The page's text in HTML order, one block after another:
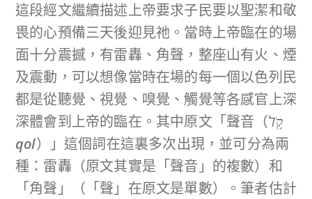
這段經文繼續描述上帝要求子民要以聖潔和敬
畏的心預備三天後迎見祂。當時上帝臨在的場
面十分震撼，有雷轟、角聲，整座山有火、煙
及震動，可以想像當時在場的每一個以色列民
都是從聽覺、視覺、嗅覺、觸覺等各感官上深
深體會到上帝的臨在。其中原文「聲音（קֹ֥ל
qol）」這個詞在這裏多次出現，並可分為兩
種：雷轟（原文其實是「聲音」的複數）和
「角聲」（「聲」在原文是單數）。筆者估計